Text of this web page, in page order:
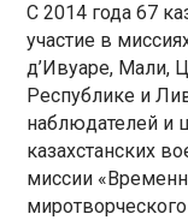
С 2014 года 67
участие в
д’Ивуаре, Мали,
Республике и
наблюдателей и
казахстанских
миссии